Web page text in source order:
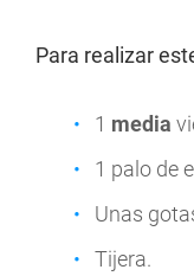
Para realizar
1 media
1 palo de
Unas
Tijera.